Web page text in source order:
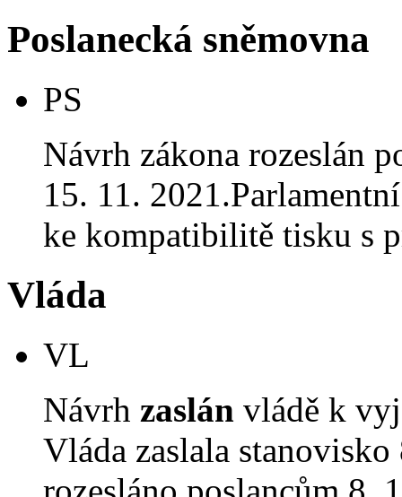
Poslanecká sněmovna
PS
Návrh zákona rozeslán
15. 11.
ke kompatibilitě tisku s
Vláda
VL
Návrh zaslán vládě k
Vláda zaslala